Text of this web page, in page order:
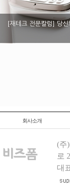
[재테크 전문칼럼] 당
회사소개
(주
로
대